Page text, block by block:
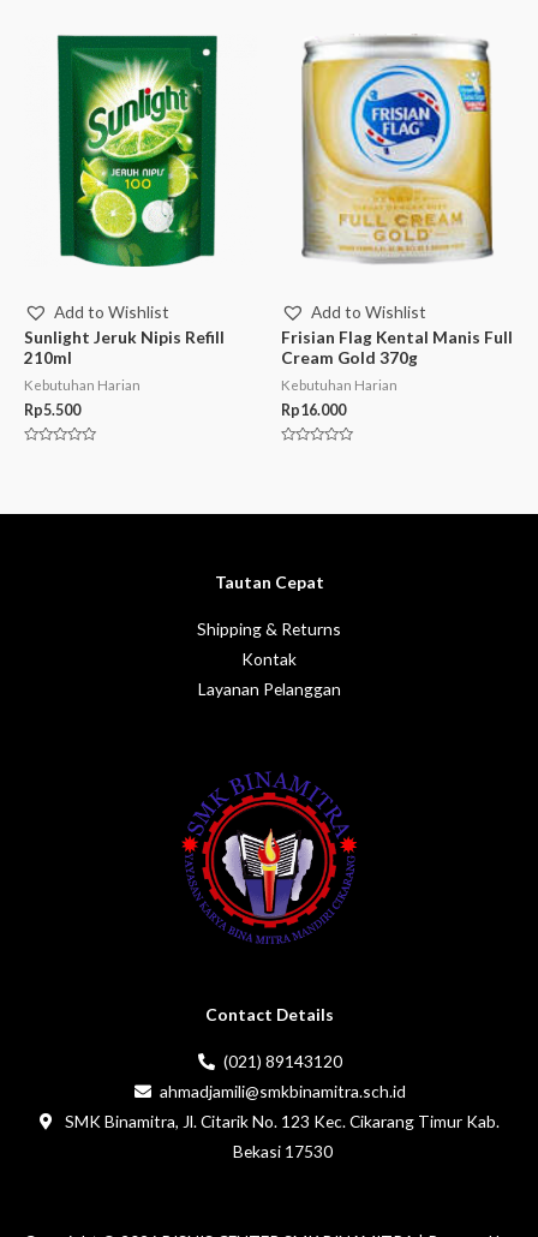
Add to Wishlist
Sunlight Jeruk Nipis Refill
210ml
Kebutuhan Harian
Rp5.500
Add to Wishlist
Frisian Flag Kental Manis Full
Cream Gold 370g
Kebutuhan Harian
Rp16.000
Contact Details
(021) 89143120
ahmadjamili@smkbinamitra.sch.id
SMK Binamitra, Jl. Citarik No. 123 Kec. Cikarang Timur Kab.
Bekasi 17530
Tautan Cepat
Shipping & Returns
Kontak
Layanan Pelanggan